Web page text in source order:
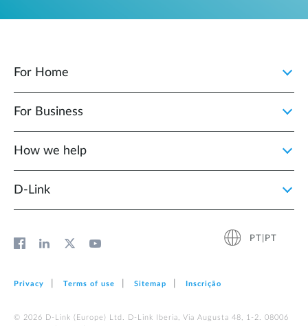
For Home
For Business
How we help
D‑Link
PT|PT
Privacy Terms of use Sitemap Inscrição
© 2026 D‑Link (Europe) Ltd. D-Link Iberia, Via Augusta 48, 1-2. 08006